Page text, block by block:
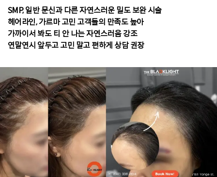
SMP, 일반 문신과 다른 자연스러운 밀도 보완 시술
헤어라인, 가르마 고민 고객들의 만족도 높아
가까이서 봐도 티 안 나는 자연스러움 강조
연말연시 앞두고 고민 말고 편하게 상담 권장